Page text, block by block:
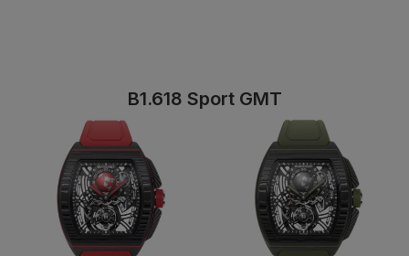
B1.618 Sport GMT